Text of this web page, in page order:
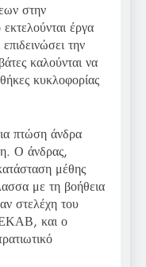
στην
έργα
την
καλούνται να
κυκλοφορίας
πτώση άνδρα
Ο άνδρας,
μέθης
με τη βοήθεια
στελέχη του
ΕΚΑΒ, και ο